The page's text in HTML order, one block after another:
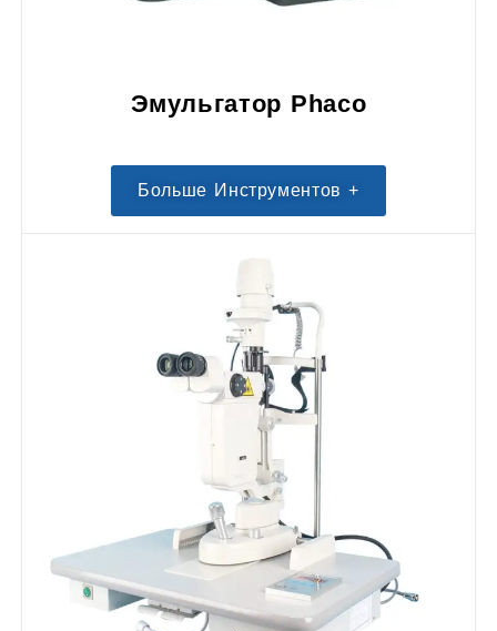
Эмульгатор Phaco
Больше Инструментов +